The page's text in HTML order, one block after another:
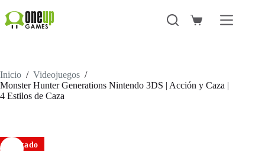
al
contenido
Carro
Inicio / Videojuegos /
Monster Hunter Generations Nintendo 3DS | Acción y Caza |
4 Estilos de Caza
Agotado